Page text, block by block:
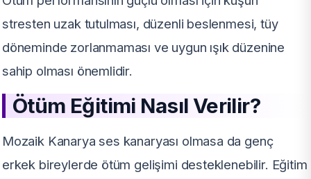
stresten uzak tutulması, düzenli beslenmesi, tüy
döneminde zorlanmaması ve uygun ışık düzenine
sahip olması önemlidir.
Ötüm Eğitimi Nasıl Verilir?
Mozaik Kanarya ses kanaryası olmasa da genç
erkek bireylerde ötüm gelişimi desteklenebilir. Eğitim